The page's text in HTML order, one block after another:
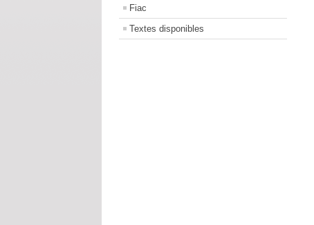
Fiac
Textes disponibles